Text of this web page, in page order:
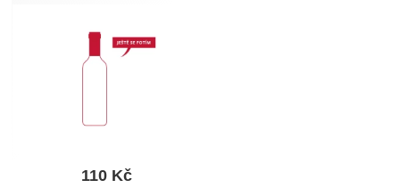
110 Kč